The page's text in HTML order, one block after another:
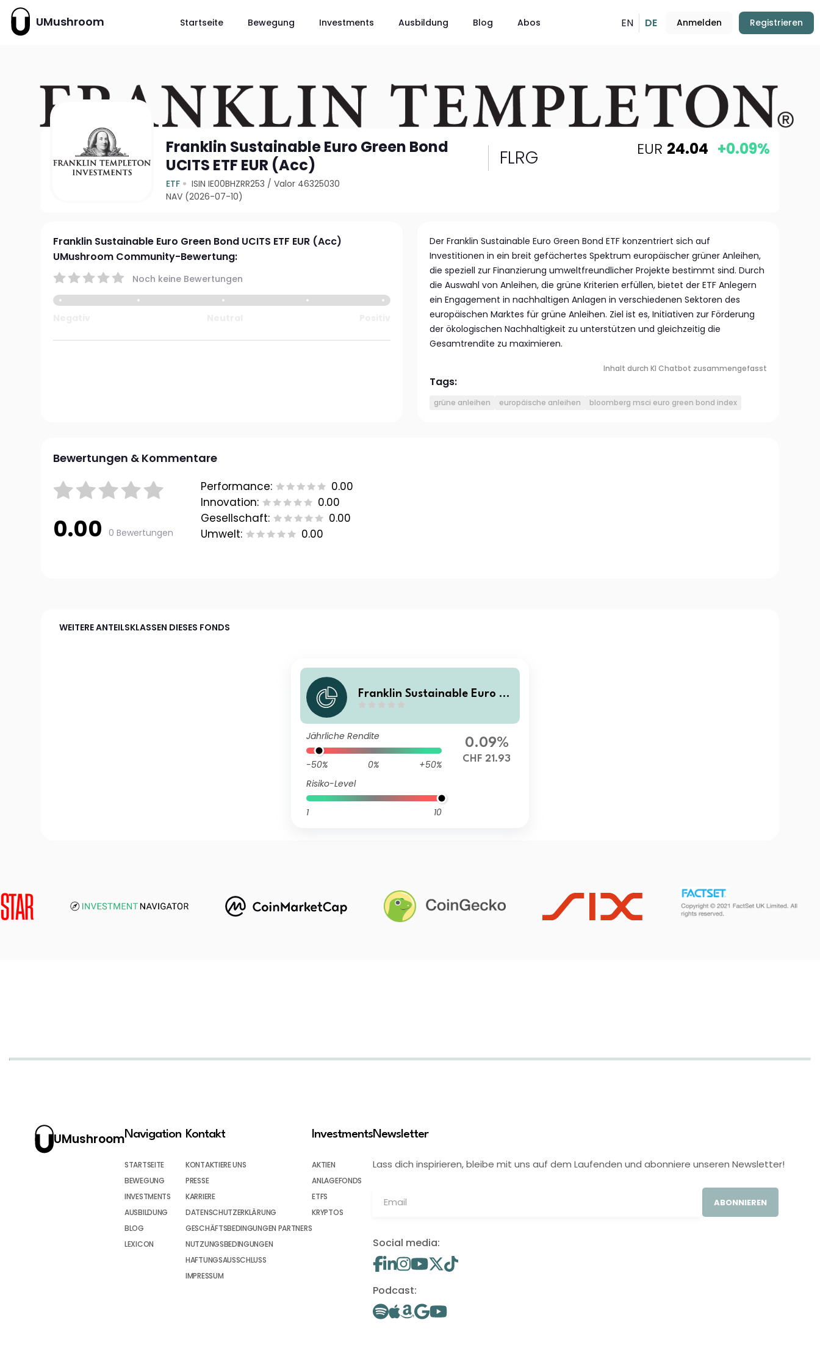
UMushroom Startseite Bewegung Investments Ausbildung Blog Abos EN DE Anmelden Registrieren
Franklin Sustainable Euro Green Bond
UCITS ETF EUR (Acc)
FLRG
ETF ISIN IE00BHZRR253 /Valor 46325030
NAV (2026-07-10)
EUR 24.04 +0.09%
Franklin Sustainable Euro Green Bond UCITS ETF EUR (Acc)
UMushroom Community-Bewertung:
Noch keine Bewertungen
Der Franklin Sustainable Euro Green Bond ETF konzentriert sich auf
Investitionen in ein breit gefächertes Spektrum europäischer grüner Anleihen,
die speziell zur Finanzierung umweltfreundlicher Projekte bestimmt sind. Durch
die Auswahl von Anleihen, die grüne Kriterien erfüllen, bietet der ETF Anlegern
ein Engagement in nachhaltigen Anlagen in verschiedenen Sektoren des
europäischen Marktes für grüne Anleihen. Ziel ist es, Initiativen zur Förderung
der ökologischen Nachhaltigkeit zu unterstützen und gleichzeitig die
Gesamtrendite zu maximieren.
Inhalt durch KI Chatbot zusammengefasst
Tags:
grüne anleihen europäische anleihen bloomberg msci euro green bond index
Bewertungen & Kommentare
0.00 0 Bewertungen
Performance:
0.00
Innovation:
0.00
Gesellschaft:
0.00
Umwelt:
0.00
WEITERE ANTEILSKLASSEN DIESES FONDS
Franklin Sustainable Euro Gr
ged (Acc)
Jährliche Rendite
-50% 0%
+50%
Risiko-Level
1 10
0.09%
CHF 21.93
UMushroomNavigation
STARTSEITE
BEWEGUNG
INVESTMENTS
AUSBILDUNG
BLOG
LEXICON
Kontakt
KONTAKTIERE UNS
PRESSE
KARRIERE
DATENSCHUTZERKLÄRUNG
GESCHÄFTSBEDINGUNGEN PARTNERS
NUTZUNGSBEDINGUNGEN
HAFTUNGSAUSSCHLUSS
IMPRESSUM
Investments
AKTIEN
ANLAGEFONDS
ETFS
KRYPTOS
Newsletter
Lass dich inspirieren, bleibe mit uns auf dem Laufenden und abonniere unseren Newsletter!
ABONNIEREN
Social media:
Podcast: